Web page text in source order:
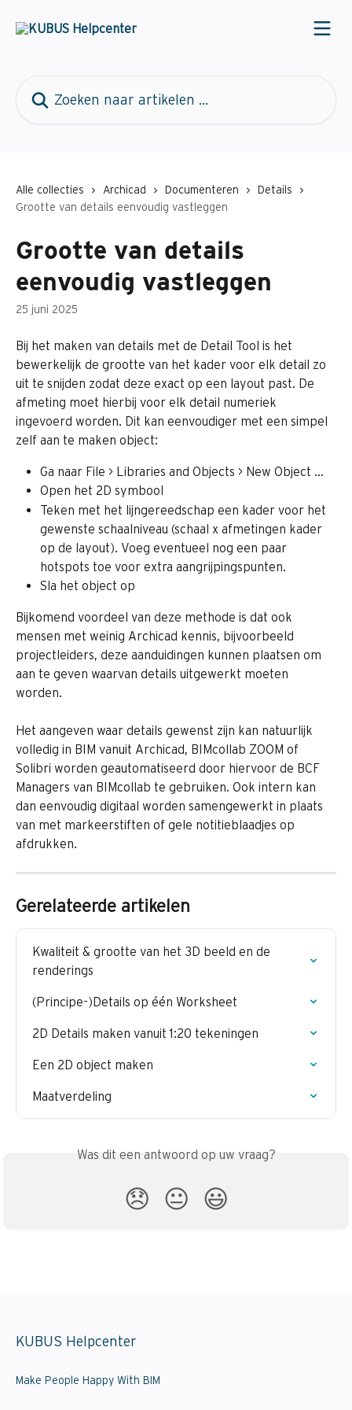
Alle collecties Archicad Documenteren
Details
Grootte van details eenvoudig vastleggen
Grootte van details
eenvoudig vastleggen
25 juni 2025
Bij het maken van details met de Detail Tool is het
bewerkelijk de grootte van het kader voor elk detail zo
uit te snijden zodat deze exact op een layout past. De
afmeting moet hierbij voor elk detail numeriek
ingevoerd worden. Dit kan eenvoudiger met een simpel
zelf aan te maken object:
Ga naar File > Libraries and Objects > New Object …
Open het 2D symbool
Teken met het lijngereedschap een kader voor het
gewenste schaalniveau (schaal x afmetingen kader
op de layout). Voeg eventueel nog een paar
hotspots toe voor extra aangrijpingspunten.
Sla het object op
Bijkomend voordeel van deze methode is dat ook
mensen met weinig Archicad kennis, bijvoorbeeld
projectleiders, deze aanduidingen kunnen plaatsen om
aan te geven waarvan details uitgewerkt moeten
worden.
Het aangeven waar details gewenst zijn kan natuurlijk
volledig in BIM vanuit Archicad, BIMcollab ZOOM of
Solibri worden geautomatiseerd door hiervoor de BCF
Managers van BIMcollab te gebruiken. Ook intern kan
dan eenvoudig digitaal worden samengewerkt in plaats
van met markeerstiften of gele notitieblaadjes op
afdrukken.
Gerelateerde artikelen
Kwaliteit & grootte van het 3D beeld en de
renderings
(Principe-)Details op één Worksheet
2D Details maken vanuit 1:20 tekeningen
Een 2D object maken
Maatverdeling
Was dit een antwoord op uw vraag?
😞 😐 😃
KUBUS Helpcenter
Make People Happy With BIM